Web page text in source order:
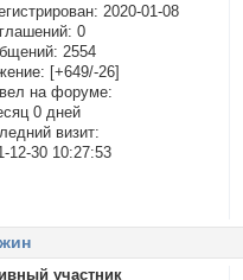
: 2020-01-08
0
2554
[+649/-26]
на форуме:
0 дней
визит:
12-30 10:27:53
участник